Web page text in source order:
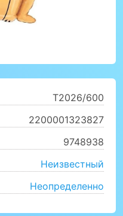
T2026/600
2200001323827
9748938
Неизвестный
Неопределенно